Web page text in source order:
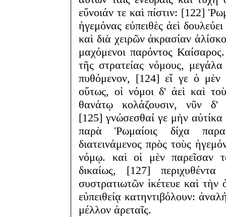
εὔνοιάν τε καὶ πίστιν: [122]
ἡγεμόνας εὐπειθὲς ἀεὶ
καὶ διὰ χειρῶν ἀκρασίαν
μαχόμενοι παρόντος
τῆς στρατείας νόμους,
πυθόμενον, [124] εἴ γε ὁ μὲν
οὕτως, οἱ νόμοι δ' ἀεὶ καὶ
θανάτῳ κολάζουσιν, νῦν δ'
[125] γνώσεσθαί γε μὴν αὐτίκα
παρὰ Ῥωμαίοις δίχα
διατεινάμενος πρὸς τοὺς
νόμῳ. καὶ οἱ μὲν παρεῖσαν
δικαίως, [127]
συστρατιωτῶν ἱκέτευε καὶ
εὐπειθείᾳ κατηντιβόλουν:
μέλλον ἀρεταῖς.